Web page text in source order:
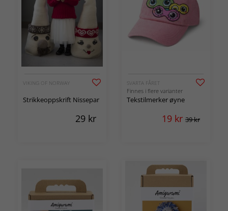
VIKING OF NORWAY
Strikkeoppskrift Nissepar
29 kr
SVARTA FÅRET
Finnes i flere varianter
Tekstilmerker øyne
19 kr 39 kr